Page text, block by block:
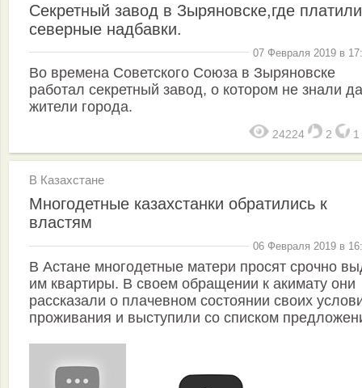
Секретный завод в Зыряновске,где платили
северные надбавки.
07 Февраля 2019 в
Во времена Советского Союза в Зыряновске
работал секретный завод, о котором не знали
жители города.
24224 2 1
В Казахстане
Многодетные казахстанки обратились к
властям
06 Февраля 2019 в
В Астане многодетные матери просят срочно
им квартиры. В своем обращении к акимату они
рассказали о плачевном состоянии своих
проживания и выступили со списком